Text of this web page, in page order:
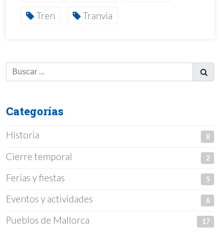
Tren
Tranvia
Categorías
Historia 8
Cierre temporal 2
Ferias y fiestas 5
Eventos y actividades 6
Pueblos de Mallorca 17